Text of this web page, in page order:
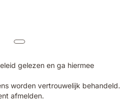
gelezen en ga hiermee
worden vertrouwelijk behandeld.
afmelden.